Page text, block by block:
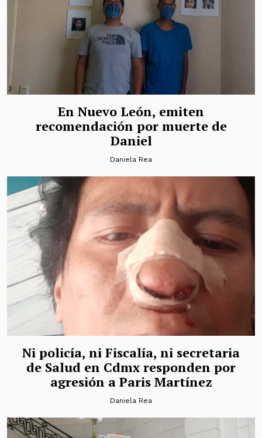
En Nuevo León, emiten
recomendación por muerte de
Daniel
Daniela Rea
Ni policía, ni Fiscalía, ni secretaria
de Salud en Cdmx responden por
agresión a Paris Martínez
Daniela Rea